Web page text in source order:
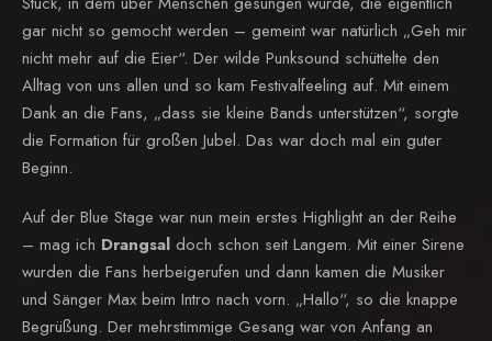
gar nicht so gemocht werden – gemeint war natürlich „Geh mir
nicht mehr auf die Eier“. Der wilde Punksound schüttelte den
Alltag von uns allen und so kam Festivalfeeling auf. Mit einem
Dank an die Fans, „dass sie kleine Bands unterstützen“, sorgte
die Formation für großen Jubel. Das war doch mal ein guter
Beginn.
Auf der Blue Stage war nun mein erstes Highlight an der Reihe
– mag ich Drangsal doch schon seit Langem. Mit einer Sirene
wurden die Fans herbeigerufen und dann kamen die Musiker
und Sänger Max beim Intro nach vorn. „Hallo“, so die knappe
Begrüßung. Der mehrstimmige Gesang war von Anfang an